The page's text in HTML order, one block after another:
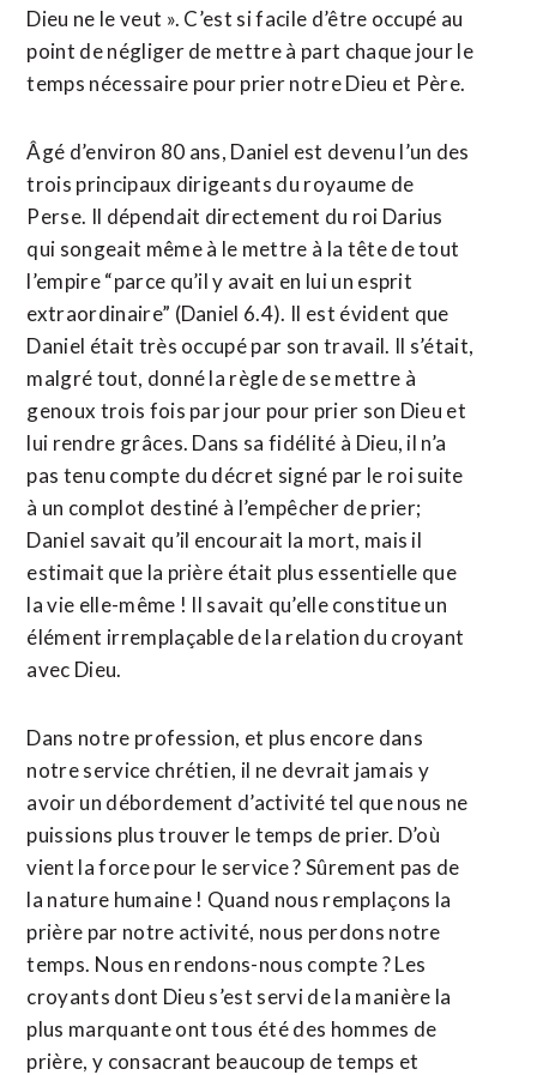
Dieu ne le veut ». C’est si facile d’être occupé au
point de négliger de mettre à part chaque jour le
temps nécessaire pour prier notre Dieu et Père.
Âgé d’environ 80 ans, Daniel est devenu l’un des
trois principaux dirigeants du royaume de
Perse. Il dépendait directement du roi Darius
qui songeait même à le mettre à la tête de tout
l’empire “parce qu’il y avait en lui un esprit
extraordinaire” (Daniel 6.4). Il est évident que
Daniel était très occupé par son travail. Il s’était,
malgré tout, donné la règle de se mettre à
genoux trois fois par jour pour prier son Dieu et
lui rendre grâces. Dans sa fidélité à Dieu, il n’a
pas tenu compte du décret signé par le roi suite
à un complot destiné à l’empêcher de prier;
Daniel savait qu’il encourait la mort, mais il
estimait que la prière était plus essentielle que
la vie elle-même ! Il savait qu’elle constitue un
élément irremplaçable de la relation du croyant
avec Dieu.
Dans notre profession, et plus encore dans
notre service chrétien, il ne devrait jamais y
avoir un débordement d’activité tel que nous ne
puissions plus trouver le temps de prier. D’où
vient la force pour le service ? Sûrement pas de
la nature humaine ! Quand nous remplaçons la
prière par notre activité, nous perdons notre
temps. Nous en rendons-nous compte ? Les
croyants dont Dieu s’est servi de la manière la
plus marquante ont tous été des hommes de
prière, y consacrant beaucoup de temps et